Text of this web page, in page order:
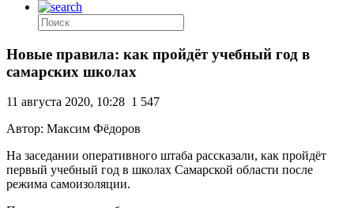
Новые правила: как пройдёт учебный год в
самарских школах
11 августа 2020, 10:28 1 547
Автор: Максим Фёдоров
На заседании оперативного штаба рассказали, как пройдёт
первый учебный год в школах Самарской области после
режима самоизоляции.